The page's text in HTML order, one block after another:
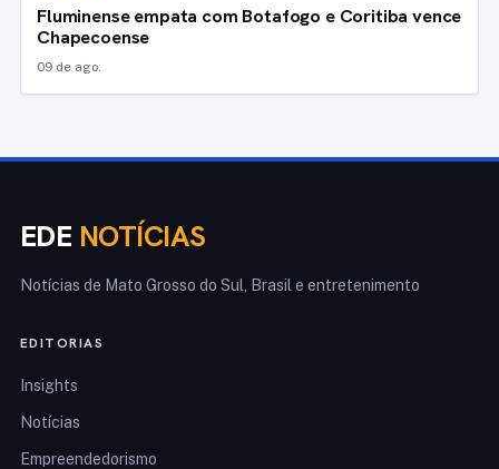
Fluminense empata com Botafogo e Coritiba vence
Chapecoense
09 de ago.
EDE NOTÍCIAS
Notícias de Mato Grosso do Sul, Brasil e entretenimento
EDITORIAS
Insights
Notícias
Empreendedorismo